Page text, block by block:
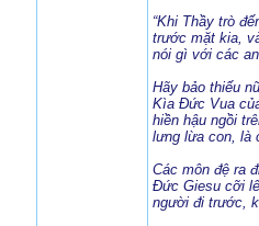
“Khi Thầy trò
trước mặt kia,
nói gì với các
Hãy bảo thiếu
Kìa Ðức Vua
hiền hậu ngồi
lưng lừa con, là
Các môn đệ ra
Ðức Giesu cỡi
người đi trước,